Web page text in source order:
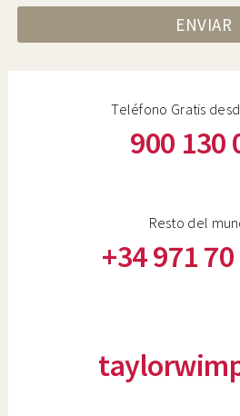
ENVIAR
Teléfono Gratis
900 130
Resto del
+34 971